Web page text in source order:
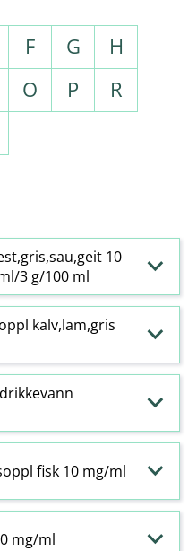
F G
H
O P
R
10
3 g/100 ml
kalv,lam,gris
fisk 10 mg/ml
mg/ml